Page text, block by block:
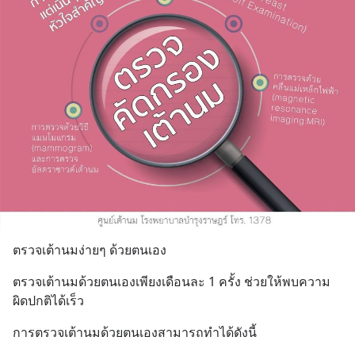
ตรวจเต้านมง่ายๆ ด้วยตนเอง
ตรวจเต้านมด้วยตนเองเพียงเดือนละ 1 ครั้ง ช่วยให้พบความ
ผิดปกติได้เร็ว
การตรวจเต้านมด้วยตนเองสามารถทำได้ดังนี้